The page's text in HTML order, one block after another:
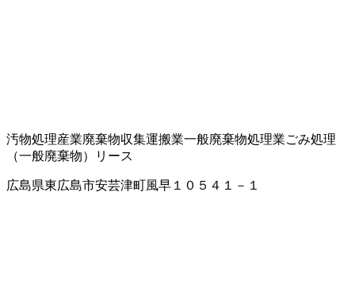
汚物処理産業廃棄物収集運搬業一般廃棄物処理業ごみ処理
（一般廃棄物）
リース
広島県東広島市安芸津町風早１０５４１－１